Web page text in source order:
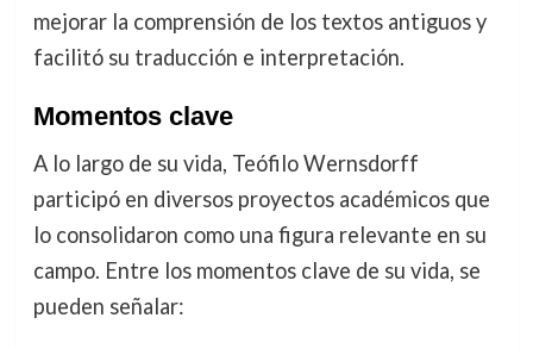
mejorar la comprensión de los textos antiguos y
facilitó su traducción e interpretación.
Momentos clave
A lo largo de su vida, Teófilo Wernsdorff
participó en diversos proyectos académicos que
lo consolidaron como una figura relevante en su
campo. Entre los momentos clave de su vida, se
pueden señalar: